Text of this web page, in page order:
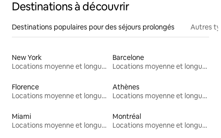
Destinations à découvrir
Destinations populaires pour des séjours prolongés Autres
New York
Locations moyenne et longue durée
Barcelone
Locations moyenne et longue durée
Florence
Locations moyenne et longue durée
Athènes
Locations moyenne et longue durée
Miami
Locations moyenne et longue durée
Montréal
Locations moyenne et longue durée